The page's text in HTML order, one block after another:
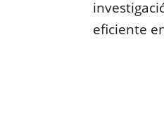
eficiente